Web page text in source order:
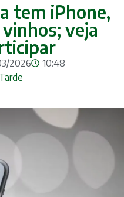
tem iPhone,
veja
2026
10:48